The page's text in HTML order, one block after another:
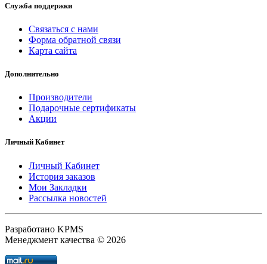
Служба поддержки
Связаться с нами
Форма обратной связи
Карта сайта
Дополнительно
Производители
Подарочные сертификаты
Акции
Личный Кабинет
Личный Кабинет
История заказов
Мои Закладки
Рассылка новостей
Разработано KPMS
Менеджмент качества © 2026